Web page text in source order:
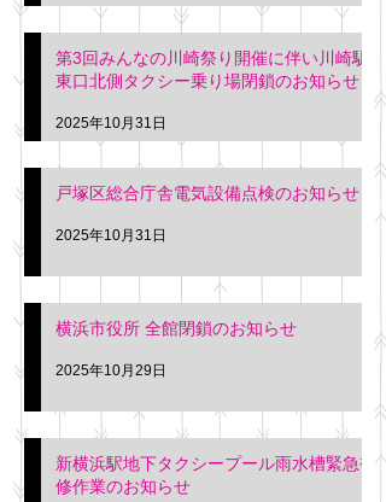
第3回みんなの川崎祭り開催に伴い川崎駅
東口北側タクシー乗り場閉鎖のお知らせ
2025年10月31日
戸塚区総合庁舎電気設備点検のお知らせ
2025年10月31日
横浜市役所 全館閉鎖のお知らせ
2025年10月29日
新横浜駅地下タクシープール雨水槽緊急補
修作業のお知らせ